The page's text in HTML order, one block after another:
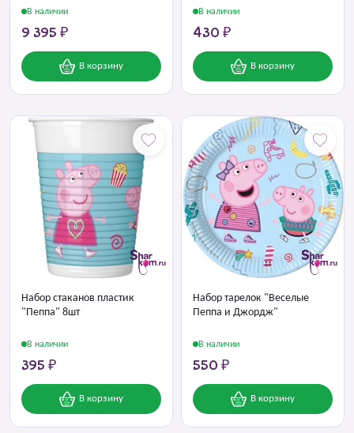
В наличии
9 395 ₽
В корзину
В наличии
430 ₽
В корзину
Набор стаканов пластик
"Пеппа" 8шт
В наличии
395 ₽
В корзину
Набор тарелок "Веселые
Пеппа и Джордж"
В наличии
550 ₽
В корзину